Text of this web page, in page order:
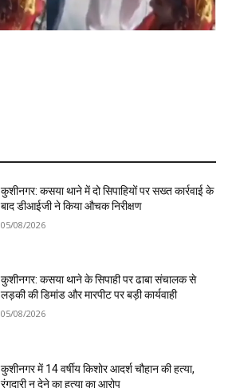
कुशीनगर: कसया थाने में दो सिपाहियों पर सख्त कार्रवाई के
बाद डीआईजी ने किया औचक निरीक्षण
05/08/2026
कुशीनगर: कसया थाने के सिपाही पर ढाबा संचालक से
लड़की की डिमांड और मारपीट पर बड़ी कार्यवाही
05/08/2026
कुशीनगर में 14 वर्षीय किशोर आदर्श चौहान की हत्या,
रंगदारी न देने का हत्या का आरोप